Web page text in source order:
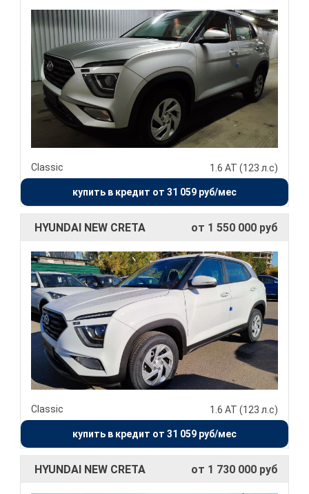
Classic 1.6 АТ (123 л.с)
купить в кредит от 31 059 руб/мес
HYUNDAI NEW CRETA от 1 550 000 руб
Classic 1.6 АТ (123 л.с)
купить в кредит от 31 059 руб/мес
HYUNDAI NEW CRETA от 1 730 000 руб